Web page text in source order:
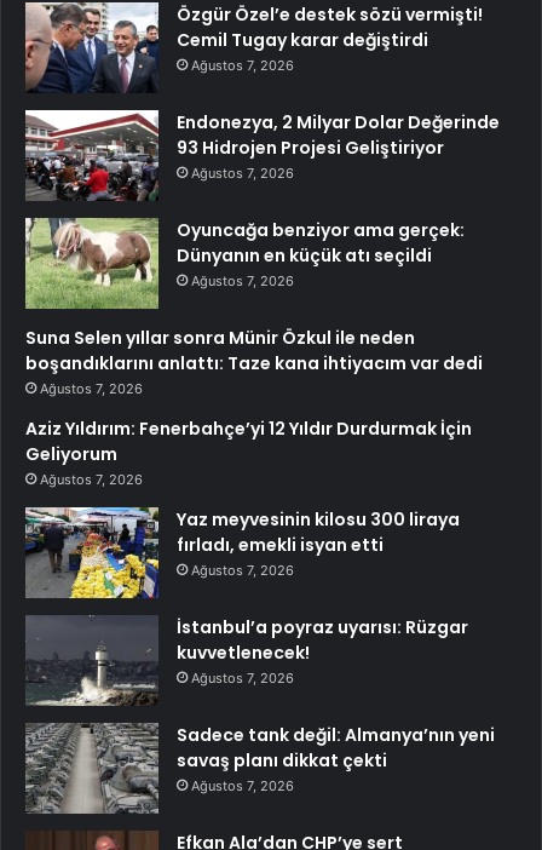
Özgür Özel’e destek sözü vermişti!
Cemil Tugay karar değiştirdi
Ağustos 7, 2026
Endonezya, 2 Milyar Dolar Değerinde
93 Hidrojen Projesi Geliştiriyor
Ağustos 7, 2026
Oyuncağa benziyor ama gerçek:
Dünyanın en küçük atı seçildi
Ağustos 7, 2026
Suna Selen yıllar sonra Münir Özkul ile neden
boşandıklarını anlattı: Taze kana ihtiyacım var dedi
Ağustos 7, 2026
Aziz Yıldırım: Fenerbahçe’yi 12 Yıldır Durdurmak İçin
Geliyorum
Ağustos 7, 2026
Yaz meyvesinin kilosu 300 liraya
fırladı, emekli isyan etti
Ağustos 7, 2026
İstanbul’a poyraz uyarısı: Rüzgar
kuvvetlenecek!
Ağustos 7, 2026
Sadece tank değil: Almanya’nın yeni
savaş planı dikkat çekti
Ağustos 7, 2026
Efkan Ala’dan CHP’ye sert